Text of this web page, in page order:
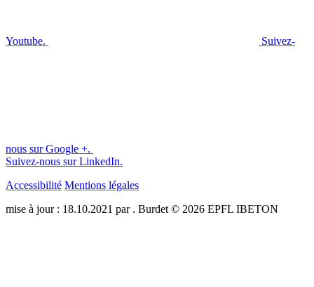
Youtube. Suivez-
nous sur Google +.
Suivez-nous sur LinkedIn.
Accessibilité Mentions légales
mise à jour : 18.10.2021 par . Burdet © 2026 EPFL IBETON